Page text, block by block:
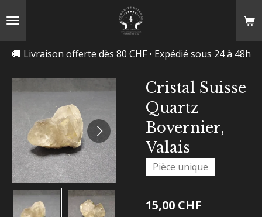
🚚 Livraison offerte dès 80 CHF • Expédié sous 24 à 48h
Cristal Suisse
Quartz
Bovernier,
Valais
Pièce unique
15,00 CHF